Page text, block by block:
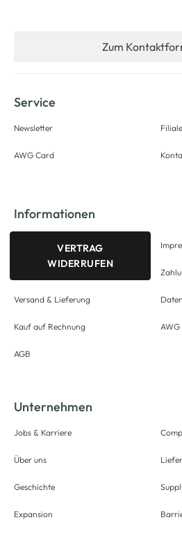
Zum
Service
Newsletter
AWG Card
Informationen
VERTRAG
WIDERRUFEN
Versand & Lieferung
Kauf auf Rechnung
AGB
AWG
Unternehmen
Jobs & Karriere
Über uns
Geschichte
Expansion